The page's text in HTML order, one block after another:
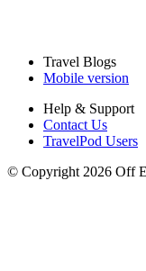
Travel Blogs
Mobile version
Help & Support
Contact Us
TravelPod Users
© Copyright 2026 Off